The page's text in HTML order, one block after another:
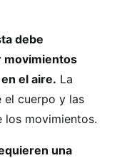
debe
movimientos
el aire. La
el cuerpo y las
los movimientos.
una